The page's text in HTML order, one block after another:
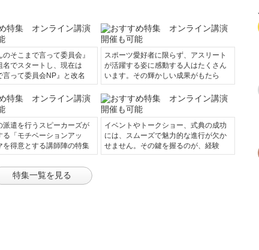
のそこまで言って委員会』
名でスタートし、現在は
言って委員会NP』と改名
スポーツ愛好者に限らず、アスリート
が活躍する姿に感動する人はたくさん
います。その輝かしい成果がもたら
派遣を行うスピーカーズが
る「モチベーションアッ
を得意とする講師陣の特集
イベントやトークショー、式典の成功
には、スムーズで魅力的な進行が欠か
せません。その鍵を握るのが、経験
特集一覧を見る